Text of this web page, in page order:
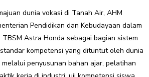
dunia vokasi di Tanah Air, AHM
Pendidikan dan Kebudayaan dalam
Astra Honda sebagai bagian sistem
kompetensi yang dituntut oleh dunia
penyusunan bahan ajar, pelatihan